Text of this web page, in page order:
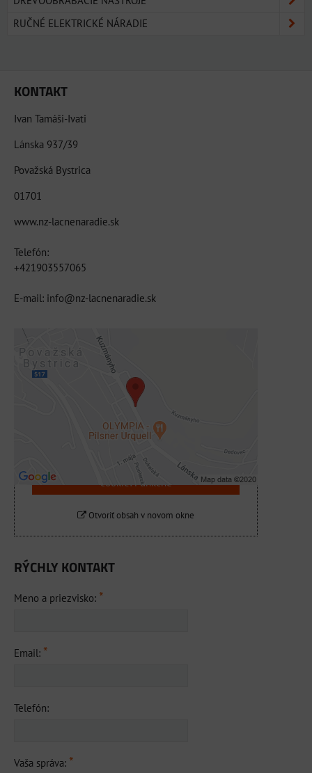
RUČNÉ ELEKTRICKÉ NÁRADIE
KONTAKT
Ivan Tamáši-Ivati
Lánska 937/39
Považská Bystrica
01701
www.nz-lacnenaradie.sk
Telefón:
+421903557065
E-mail: info@nz-lacnenaradie.sk
Externý obsah je blokovaný Voľbami
súkromia
Prajete si načítať externý obsah?
Povoliť tentokrát
Povoliť a zapamätať - súhlas s druhom
cookie: Funkčné
Otvoriť obsah v novom okne
RÝCHLY KONTAKT
Meno a priezvisko: *
Email: *
Telefón:
Vaša správa: *